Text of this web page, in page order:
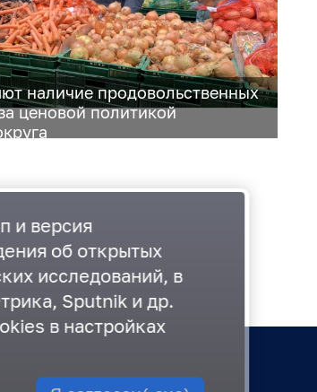
наличие продовольственных
ценовой политикой
и версия
об открытых
исследований, в
Sputnik и др.
в настройках